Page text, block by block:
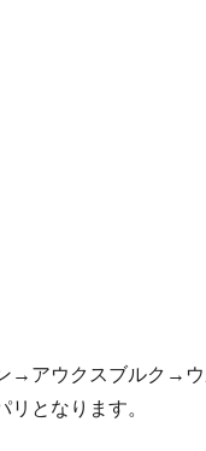
→アウクスブルク→
となります。